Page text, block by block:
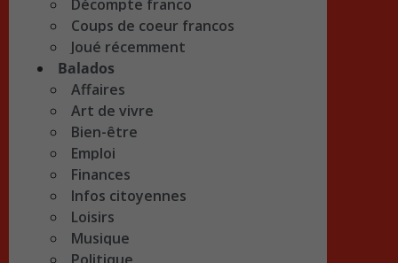
Décompte franco
Coups de coeur francos
Joué récemment
Balados
Affaires
Art de vivre
Bien-être
Emploi
Finances
Infos citoyennes
Loisirs
Musique